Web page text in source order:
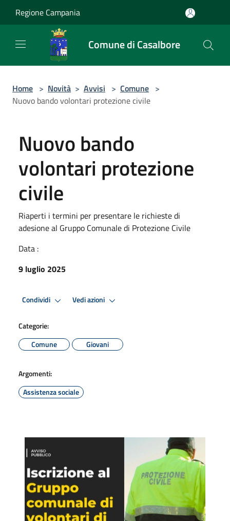
Regione Campania
Comune di Casalbore
Home > Novità > Avvisi > Comune >
Nuovo bando volontari protezione civile
Nuovo bando
volontari protezione
civile
Riaperti i termini per presentare le richieste di
adesione al Gruppo Comunale di Protezione Civile
Data :
9 luglio 2025
Condividi Vedi azioni
Categorie:
Comune
Giovani
Argomenti:
Assistenza sociale